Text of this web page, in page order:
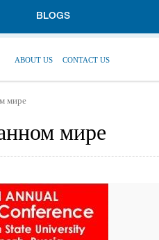
BLOGS
ABOUT US CONTACT US
мире
мире